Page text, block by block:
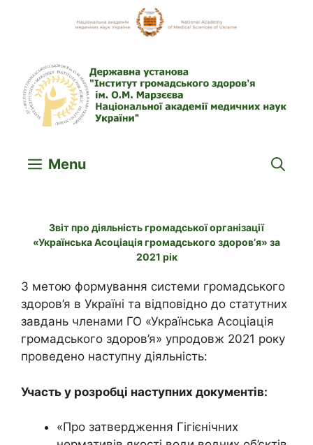
Menu
Звіт про діяльність громадської організації
«Українська Асоціація громадського здоров’я» за
2021 рік
З метою формування системи громадського
здоров’я в Україні та відповідно до статутних
завдань членами ГО «Українська Асоціація
громадського здоров’я» упродовж 2021 року
проведено наступну діяльність:
Участь у розробці наступних документів:
«Про затвердження Гігієнічних